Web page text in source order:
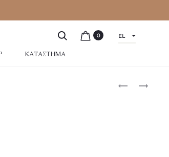
ΚΑΤΆΣΤΗΜΑ
0 EL